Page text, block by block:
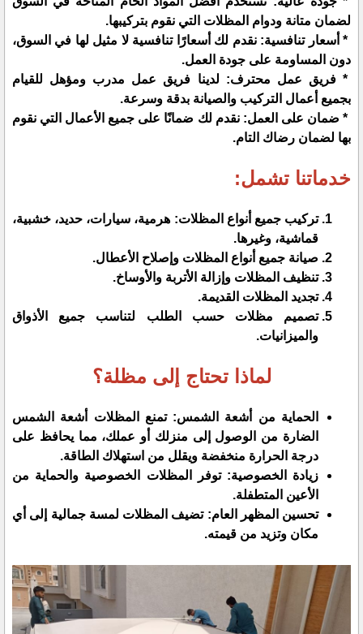
لضمان متانة ودوام المظلات التي نقوم بتركيبها.
* أسعار تنافسية: نقدم لك أسعارًا تنافسية لا مثيل لها في السوق،
دون المساومة على جودة العمل.
* فريق عمل محترف: لدينا فريق عمل مدرب ومؤهل للقيام
بجميع أعمال التركيب والصيانة بدقة وسرعة.
* ضمان على العمل: نقدم لك ضمانًا على جميع الأعمال التي نقوم
بها لضمان رضاك التام.
خدماتنا تشمل:
تركيب جميع أنواع المظلات: هرمية، سيارات، حديد، خشبية،
قماشية، وغيرها.
صيانة جميع أنواع المظلات وإصلاح الأعطال.
تنظيف المظلات وإزالة الأتربة والأوساخ.
تجديد المظلات القديمة.
تصميم مظلات حسب الطلب لتناسب جميع الأذواق
والميزانيات.
لماذا تحتاج إلى مظلة؟
الحماية من أشعة الشمس: تمنع المظلات أشعة الشمس
الضارة من الوصول إلى منزلك أو عملك، مما يحافظ على
درجة الحرارة منخفضة ويقلل من استهلاك الطاقة.
زيادة الخصوصية: توفر المظلات الخصوصية والحماية من
الأعين المتطفلة.
تحسين المظهر العام: تضيف المظلات لمسة جمالية إلى أي
مكان وتزيد من قيمته.